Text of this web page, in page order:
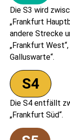
Die S3 wird
„Frankfurt
andere Strecke
„Frankfurt
Galluswarte“.
S4
Die S4 entfällt
„Frankfurt Süd“.